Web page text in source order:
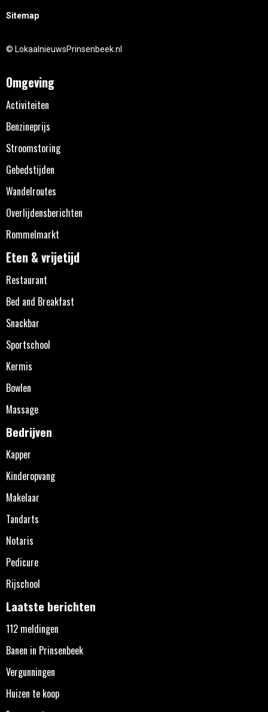
Sitemap
© LokaalnieuwsPrinsenbeek.nl
Omgeving
Activiteiten
Benzineprijs
Stroomstoring
Gebedstijden
Wandelroutes
Overlijdensberichten
Rommelmarkt
Eten & vrijetijd
Restaurant
Bed and Breakfast
Snackbar
Sportschool
Kermis
Bowlen
Massage
Bedrijven
Kapper
Kinderopvang
Makelaar
Tandarts
Notaris
Pedicure
Rijschool
Laatste berichten
112 meldingen
Banen in Prinsenbeek
Vergunningen
Huizen te koop